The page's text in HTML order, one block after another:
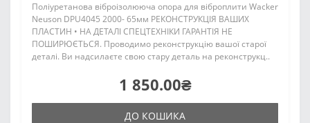
Поліуретанова віброізолююча опора для віброплити Wacker
Neuson DPU4045 2000- 65мм РЕКОНСТРУКЦІЯ ВАШИХ
ПЛАСТИН • НА ДЕТАЛІ СПЕЦТЕХНІКИ ГАРАНТІЯ НЕ
ПОШИРЮЄТЬСЯ. Проводимо реконструкцію вашої старої
деталі. Ви надсилаєте свою стару деталь на реконструкц..
1 850.00₴
ДО КОШИКА